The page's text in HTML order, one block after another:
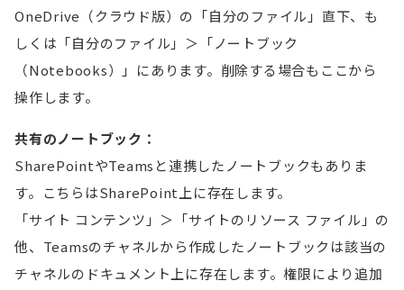
OneDrive（クラウド版）の「自分のファイル」直下、も
しくは「自分のファイル」＞「ノートブック
（Notebooks）」にあります。削除する場合もここから
操作します。
共有のノートブック：
SharePointやTeamsと連携したノートブックもありま
す。こちらはSharePoint上に存在します。
「サイト コンテンツ」＞「サイトのリソース ファイル」の
他、Teamsのチャネルから作成したノートブックは該当の
チャネルのドキュメント上に存在します。権限により追加